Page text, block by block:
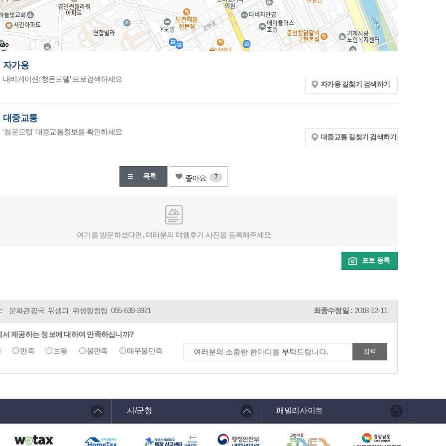
자가용
내비게이션:'청운모텔' 으로검색하세요
자가용 길찾기 검색하기
대중교통
'청운모텔' 대중교통정보를 확인하세요
대중교통 길찾기 검색하기
좋아요 7
여기를 방문하셨다면, 여러분의 여행후기 사진을 등록해주세요
포토 등록
문화관광국 위생과 위생행정팀 055-639-3971 최종수정일 : 2018-12-11
서 제공하는 정보에 대하여 만족하십니까?
만족 보통 불만족 매우불만족
시/군청 패밀리사이트